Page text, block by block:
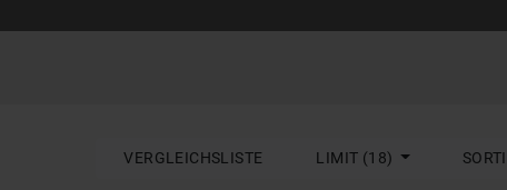
VERGLEICHSLISTE LIMIT (18)